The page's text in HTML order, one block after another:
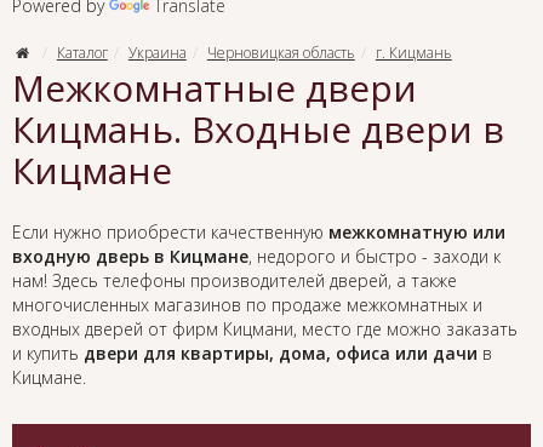
Powered by Translate
Каталог Украина Черновицкая область г. Кицмань
Межкомнатные двери
Кицмань. Входные двери в
Кицмане
Если нужно приобрести качественную межкомнатную или
входную дверь в Кицмане, недорого и быстро - заходи к
нам! Здесь телефоны производителей дверей, а также
многочисленных магазинов по продаже межкомнатных и
входных дверей от фирм Кицмани, место где можно заказать
и купить двери для квартиры, дома, офиса или дачи в
Кицмане.